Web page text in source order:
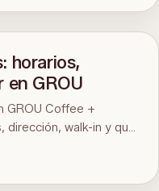
horarios, dirección y
horarios,
en GROU
GROU Coffee +
walk-in y qué